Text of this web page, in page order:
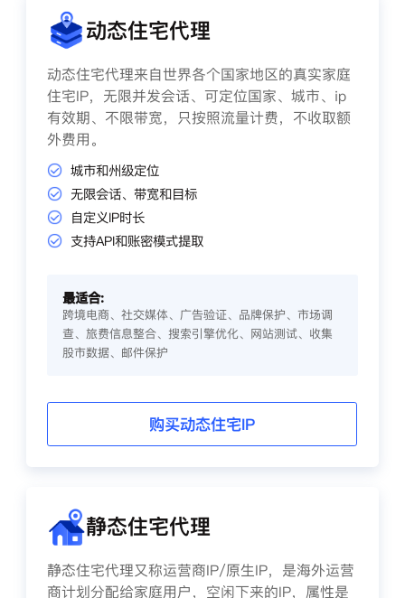
动态住宅代理
动态住宅代理来自世界各个国家地区的真实家庭
住宅IP，无限并发会话、可定位国家、城市、ip
有效期、不限带宽，只按照流量计费，不收取额
外费用。
城市和州级定位
无限会话、带宽和目标
自定义IP时长
支持API和账密模式提取
最适合:
跨境电商、社交媒体、广告验证、品牌保护、市场调
查、旅费信息整合、搜索引擎优化、网站测试、收集
股市数据、邮件保护
购买动态住宅IP
静态住宅代理
静态住宅代理又称运营商IP/原生IP，是海外运营
商计划分配给家庭用户，空闲下来的IP，属性是